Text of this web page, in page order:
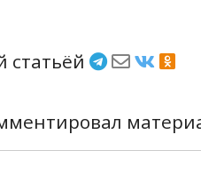
статьёй